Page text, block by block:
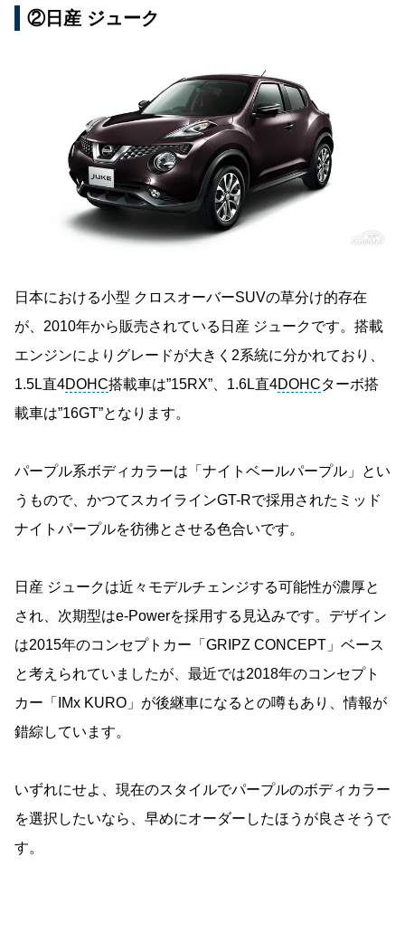
②日産 ジューク
日本における小型 クロスオーバーSUVの草分け的存在
が、2010年から販売されている日産 ジュークです。搭載
エンジンによりグレードが大きく2系統に分かれており、
1.5L直4DOHC搭載車は”15RX”、1.6L直4DOHCターボ搭
載車は”16GT”となります。
パープル系ボディカラーは「ナイトベールパープル」とい
うもので、かつてスカイラインGT-Rで採用されたミッド
ナイトパープルを彷彿とさせる色合いです。
日産 ジュークは近々モデルチェンジする可能性が濃厚と
され、次期型はe-Powerを採用する見込みです。デザイン
は2015年のコンセプトカー「GRIPZ CONCEPT」ベース
と考えられていましたが、最近では2018年のコンセプト
カー「IMx KURO」が後継車になるとの噂もあり、情報が
錯綜しています。
いずれにせよ、現在のスタイルでパープルのボディカラー
を選択したいなら、早めにオーダーしたほうが良さそうで
す。